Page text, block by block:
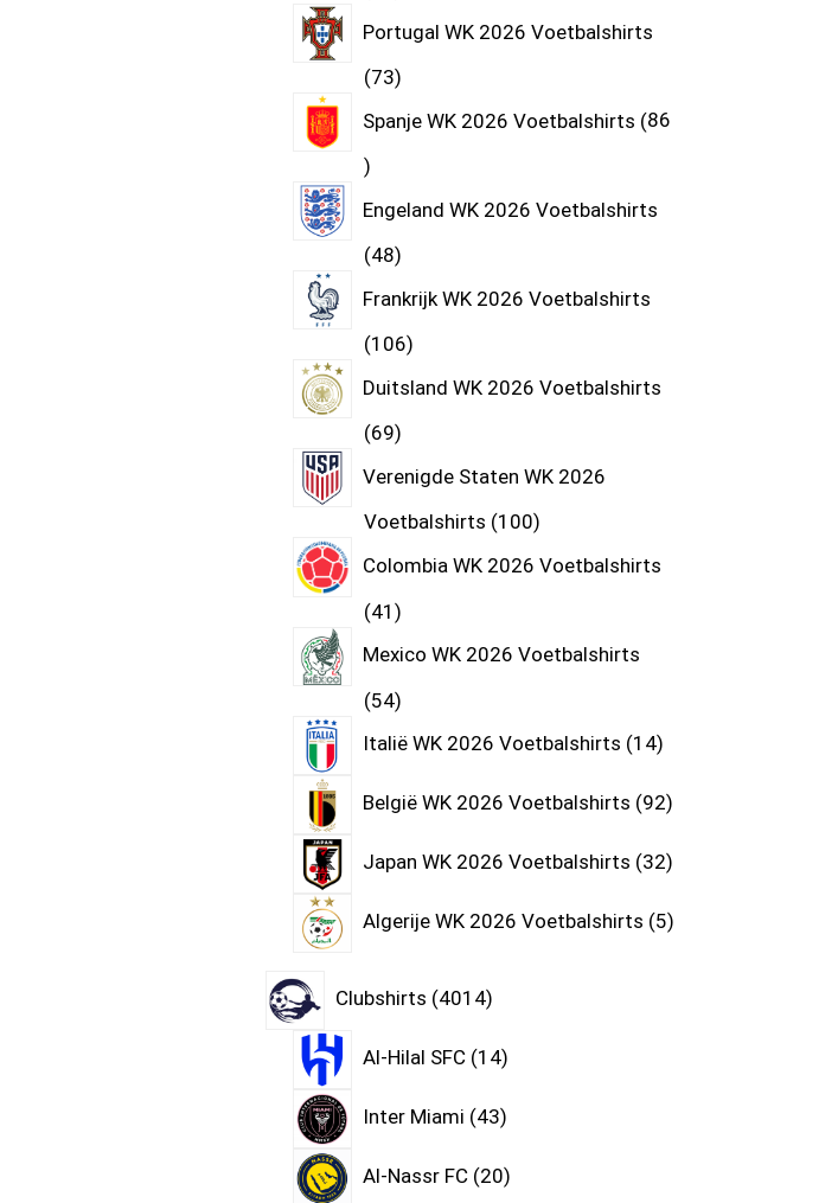
Portugal WK 2026 Voetbalshirts
73
Spanje WK 2026 Voetbalshirts 86
Engeland WK 2026 Voetbalshirts
48
Frankrijk WK 2026 Voetbalshirts
106
Duitsland WK 2026 Voetbalshirts
69
Verenigde Staten WK 2026
Voetbalshirts 100
Colombia WK 2026 Voetbalshirts
41
Mexico WK 2026 Voetbalshirts
54
Italië WK 2026 Voetbalshirts 14
België WK 2026 Voetbalshirts 92
Japan WK 2026 Voetbalshirts 32
Algerije WK 2026 Voetbalshirts 5
Clubshirts 4014
Al-Hilal SFC 14
Inter Miami 43
Al-Nassr FC 20